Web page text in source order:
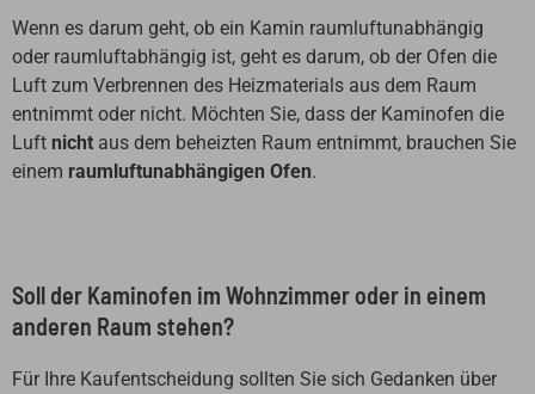
Wenn es darum geht, ob ein Kamin raumluftunabhängig
oder raumluftabhängig ist, geht es darum, ob der Ofen die
Luft zum Verbrennen des Heizmaterials aus dem Raum
entnimmt oder nicht. Möchten Sie, dass der Kaminofen die
Luft nicht aus dem beheizten Raum entnimmt, brauchen Sie
einem raumluftunabhängigen Ofen.
Soll der Kaminofen im Wohnzimmer oder in einem
anderen Raum stehen?
Für Ihre Kaufentscheidung sollten Sie sich Gedanken über